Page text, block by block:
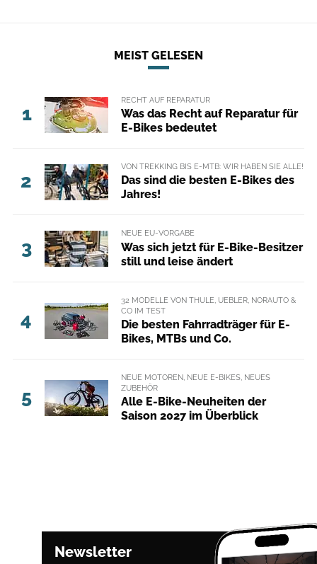
MEIST GELESEN
1
RECHT AUF REPARATUR
Was das Recht auf Reparatur für
E-Bikes bedeutet
2
VON TREKKING BIS E-MTB: WIR HABEN SIE ALLE!
Das sind die besten E-Bikes des
Jahres!
3
NEUE EU-VORGABE
Was sich jetzt für E-Bike-Besitzer
still und leise ändert
4
32 MODELLE VON THULE, UEBLER, NORAUTO &
CO IM TEST
Die besten Fahrradträger für E-
Bikes, MTBs und Co.
5
NEUE MOTOREN, NEUE E-BIKES, NEUES
ZUBEHÖR
Alle E-Bike-Neuheiten der
Saison 2027 im Überblick
Newsletter